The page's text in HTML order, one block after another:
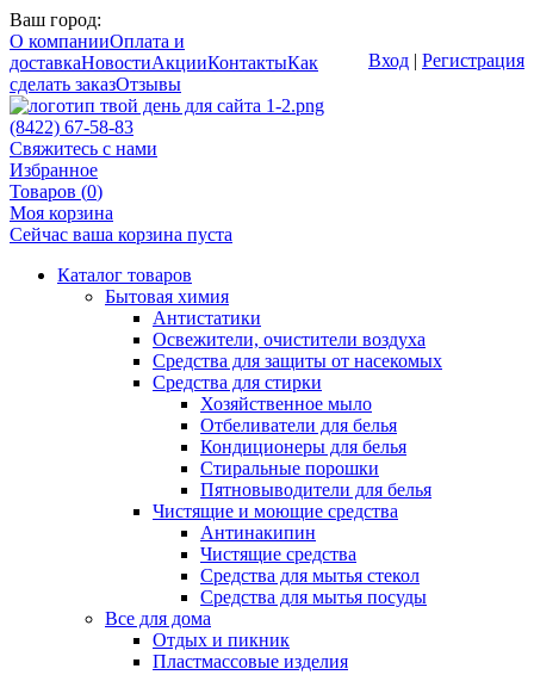
Ваш город:
Вход | Регистрация
О компанииОплата и
доставкаНовостиАкцииКонтактыКак
сделать заказОтзывы
(8422) 67-58-83
Свяжитесь с нами
Избранное
Товаров (0)
Моя корзина
Сейчас ваша корзина пуста
Каталог товаров
Бытовая химия
Антистатики
Освежители, очистители воздуха
Средства для защиты от насекомых
Средства для стирки
Хозяйственное мыло
Отбеливатели для белья
Кондиционеры для белья
Стиральные порошки
Пятновыводители для белья
Чистящие и моющие средства
Антинакипин
Чистящие средства
Средства для мытья стекол
Средства для мытья посуды
Все для дома
Отдых и пикник
Пластмассовые изделия